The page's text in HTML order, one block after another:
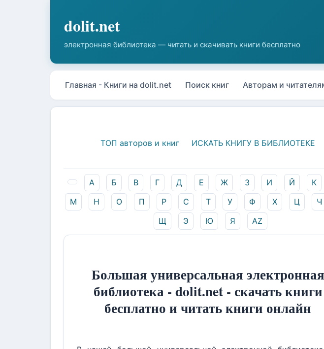
Главная - Книги на dolit.net Поиск книг Авторам и
ТОП авторов и книг ИСКАТЬ КНИГУ В БИБЛИОТЕКЕ
А Б В Г Д Е Ж З И Й К
М
Н О П Р С Т У Ф Х Ц Ч
Щ
Э Ю Я AZ
Большая универсальная электронная
библиотека - dolit.net - скачать книги
бесплатно и читать книги онлайн